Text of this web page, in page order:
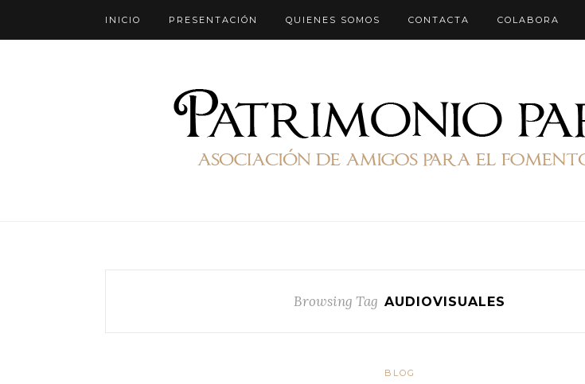
INICIO PRESENTACIÓN QUIENES SOMOS CONTACTA COLABORA
Browsing Tag AUDIOVISUALES
BLOG